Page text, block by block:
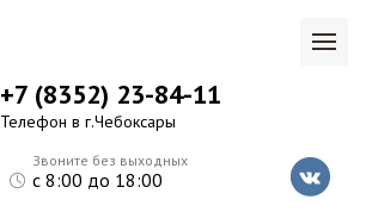
Звоните без выходных
с 8:00 до 18:00
+7 (8352) 23-84-11
Телефон в г.Чебоксары